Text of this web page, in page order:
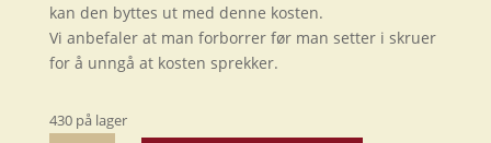
kan den byttes ut med denne kosten.
Vi anbefaler at man forborrer før man setter i skruer
for å unngå at kosten sprekker.
430 på lager